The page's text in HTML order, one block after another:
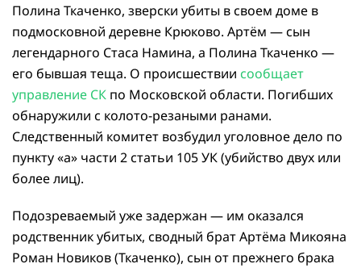
Полина Ткаченко, зверски убиты в своем доме в
подмосковной деревне Крюково. Артём — сын
легендарного Стаса Намина, а Полина Ткаченко —
его бывшая теща. О происшествии сообщает
управление СК по Московской области. Погибших
обнаружили с колото-резаными ранами.
Следственный комитет возбудил уголовное дело по
пункту «а» части 2 статьи 105 УК (убийство двух или
более лиц).
Подозреваемый уже задержан — им оказался
родственник убитых, сводный брат Артёма Микояна
Роман Новиков (Ткаченко), сын от прежнего брака